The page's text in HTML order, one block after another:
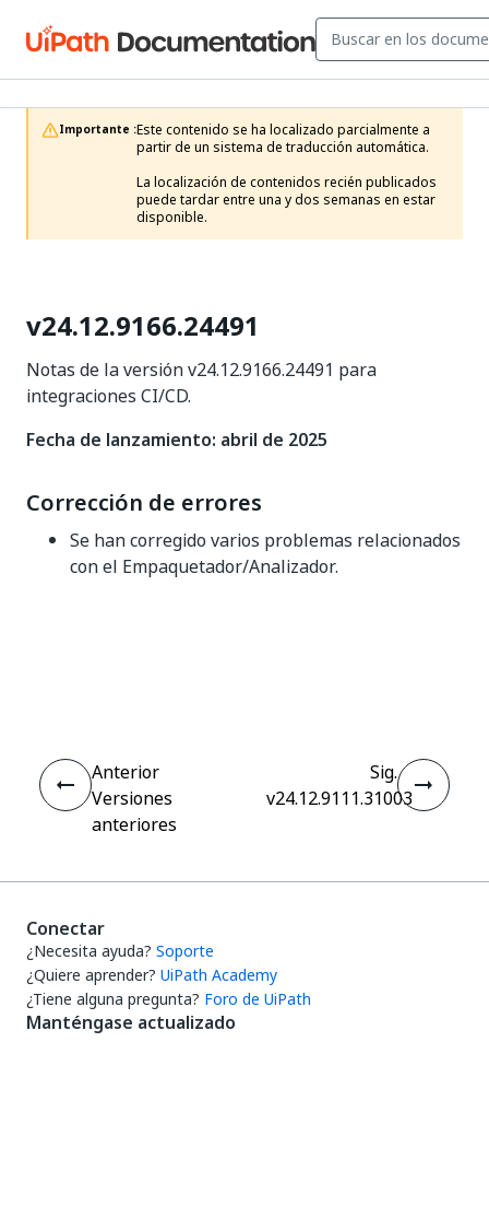
Importante :Este contenido se ha localizado parcialmente a
partir de un sistema de traducción automática.
La localización de contenidos recién publicados
puede tardar entre una y dos semanas en estar
disponible.
v24.12.9166.24491
Notas de la versión v24.12.9166.24491 para
integraciones CI/CD.
Fecha de lanzamiento: abril de 2025
Corrección de errores
Se han corregido varios problemas relacionados
con el Empaquetador/Analizador.
Anterior
Versiones
anteriores
Sig.
v24.12.9111.31003
Conectar
¿Necesita ayuda? Soporte
¿Quiere aprender? UiPath Academy
¿Tiene alguna pregunta? Foro de UiPath
Manténgase actualizado